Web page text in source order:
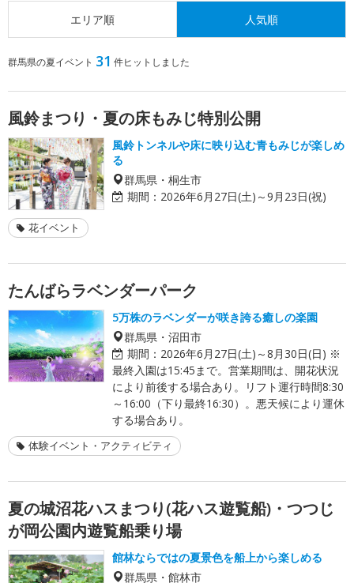
エリア順 人気順
群馬県の夏イベント 31 件ヒットしました
風鈴まつり・夏の床もみじ特別公開
風鈴トンネルや床に映り込む青もみじが楽しめ
る
群馬県・桐生市
期間： 2026年6月27日(土)～9月23日(祝)
花イベント
たんばらラベンダーパーク
5万株のラベンダーが咲き誇る癒しの楽園
群馬県・沼田市
期間： 2026年6月27日(土)～8月30日(日) ※
最終入園は15:45まで。営業期間は、開花状況
により前後する場合あり。リフト運行時間8:30
～16:00（下り最終16:30）。悪天候により運休
する場合あり。
体験イベント・アクティビティ
夏の城沼花ハスまつり(花ハス遊覧船)・つつじ
が岡公園内遊覧船乗り場
館林ならではの夏景色を船上から楽しめる
群馬県・館林市